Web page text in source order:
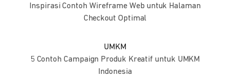
Inspirasi Contoh Wireframe Web untuk Halaman
Checkout Optimal
UMKM
5 Contoh Campaign Produk Kreatif untuk UMKM
Indonesia